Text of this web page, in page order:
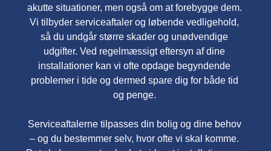
akutte situationer, men også om at forebygge dem.
Vi tilbyder serviceaftaler og løbende vedligehold,
så du undgår større skader og unødvendige
udgifter. Ved regelmæssigt eftersyn af dine
installationer kan vi ofte opdage begyndende
problemer i tide og dermed spare dig for både tid
og penge.
Serviceaftalerne tilpasses din bolig og dine behov
– og du bestemmer selv, hvor ofte vi skal komme.